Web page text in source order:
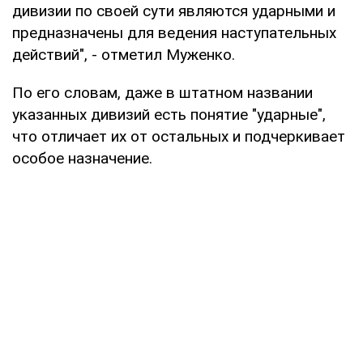
дивизии по своей сути являются ударными и
предназначены для ведения наступательных
действий", - отметил Муженко.
По его словам, даже в штатном названии
указанных дивизий есть понятие "ударные",
что отличает их от остальных и подчеркивает
особое назначение.